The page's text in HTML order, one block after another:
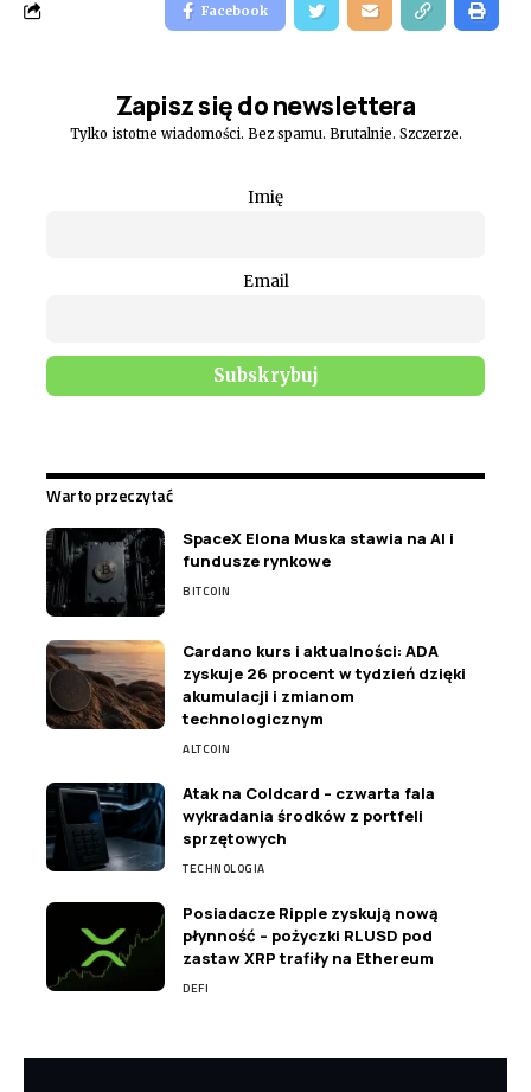
Facebook
Zapisz się do newslettera
Tylko istotne wiadomości. Bez spamu. Brutalnie. Szczerze.
Imię
Email
Warto przeczytać
SpaceX Elona Muska stawia na AI i
fundusze rynkowe
BITCOIN
Cardano kurs i aktualności: ADA
zyskuje 26 procent w tydzień dzięki
akumulacji i zmianom
technologicznym
ALTCOIN
Atak na Coldcard – czwarta fala
wykradania środków z portfeli
sprzętowych
TECHNOLOGIA
Posiadacze Ripple zyskują nową
płynność – pożyczki RLUSD pod
zastaw XRP trafiły na Ethereum
DEFI